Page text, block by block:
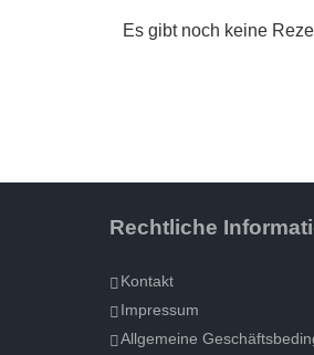
Es gibt noch keine
Rechtliche
Kontakt
Impressum
Allgemeine